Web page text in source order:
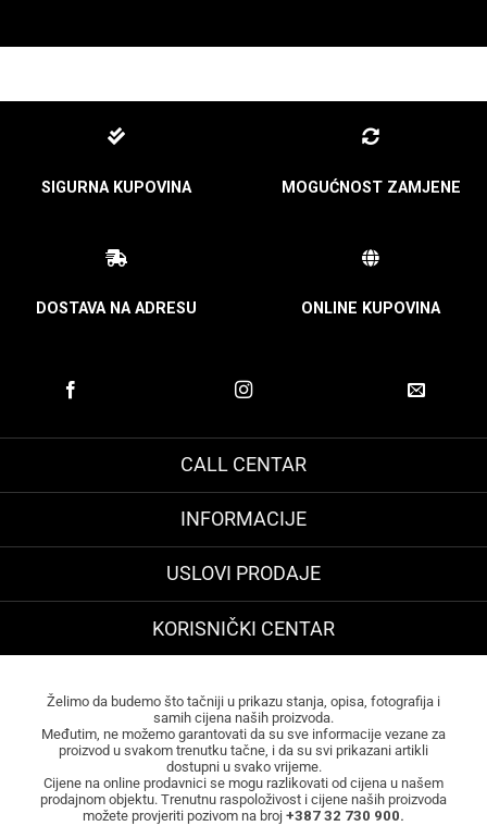
SIGURNA KUPOVINA MOGUĆNOST ZAMJENE
DOSTAVA NA ADRESU ONLINE KUPOVINA
CALL CENTAR
INFORMACIJE
USLOVI PRODAJE
KORISNIČKI CENTAR
Želimo da budemo što tačniji u prikazu stanja, opisa, fotografija i
samih cijena naših proizvoda.
Međutim, ne možemo garantovati da su sve informacije vezane za
proizvod u svakom trenutku tačne, i da su svi prikazani artikli
dostupni u svako vrijeme.
Cijene na online prodavnici se mogu razlikovati od cijena u našem
prodajnom objektu. Trenutnu raspoloživost i cijene naših proizvoda
možete provjeriti pozivom na broj +387 32 730 900.